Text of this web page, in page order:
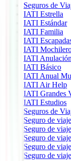
Seguros de
IATI Estrella
IATI Estándar
IATI Familia
IATI
IATI
IATI
IATI Básico
IATI Anual
IATI Air Help
IATI Grandes
IATI Estudios
Seguros de
Seguro de
Seguro de
Seguro de
Seguro de
Seguro de